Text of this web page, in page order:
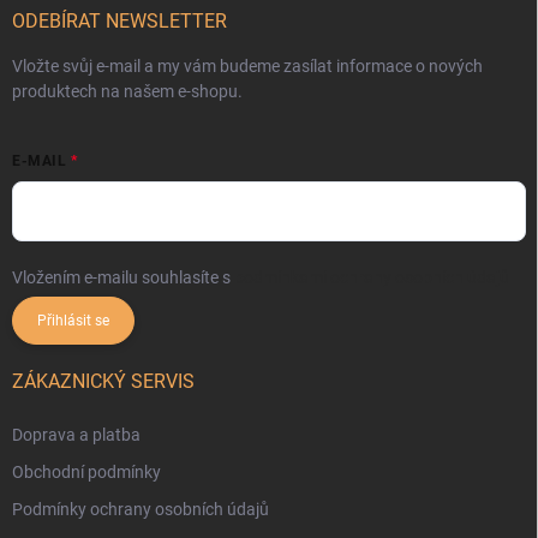
ODEBÍRAT NEWSLETTER
Vložte svůj e-mail a my vám budeme zasílat informace o nových
produktech na našem e-shopu.
E-MAIL
Vložením e-mailu souhlasíte s
Přihlásit se
ZÁKAZNICKÝ SERVIS
Doprava a platba
Obchodní podmínky
Podmínky ochrany osobních údajů